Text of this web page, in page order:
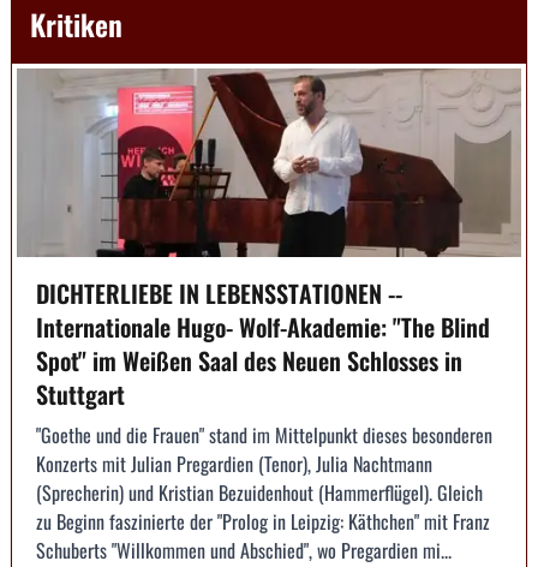
Kritiken
DICHTERLIEBE IN LEBENSSTATIONEN --
Internationale Hugo- Wolf-Akademie: "The Blind
Spot" im Weißen Saal des Neuen Schlosses in
Stuttgart
"Goethe und die Frauen" stand im Mittelpunkt dieses besonderen
Konzerts mit Julian Pregardien (Tenor), Julia Nachtmann
(Sprecherin) und Kristian Bezuidenhout (Hammerflügel). Gleich
zu Beginn faszinierte der "Prolog in Leipzig: Käthchen" mit Franz
Schuberts "Willkommen und Abschied", wo Pregardien mi...